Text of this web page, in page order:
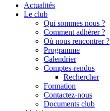
Actualités
Le club
Qui sommes nous ?
Comment adhérer ?
Où nous rencontrer ?
Programme
Calendrier
Comptes-rendus
Rechercher
Formation
Contactez-nous
Documents club